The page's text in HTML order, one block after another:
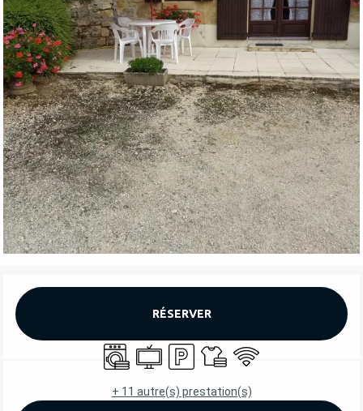
OUVERTURE ET COORDONNÉES
RÉSERVER
Lave lingeTélévisionParkingDraps et linge
WiFi
+ 11 autre(s) prestation(s)